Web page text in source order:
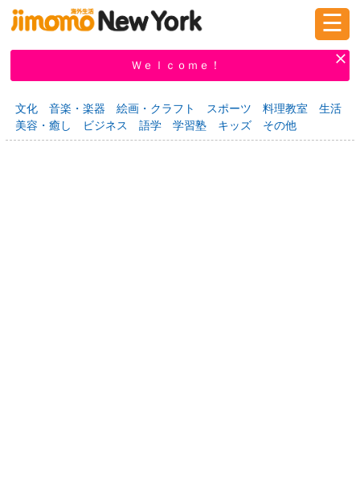
掲示板 タウン情報 教えて！
☰
Ｗｅｌｃｏｍｅ！
文化 音楽・楽器 絵画・クラフト スポーツ 料理教室
生活
美容・癒し
ビジネス 語学 学習塾 キッズ その他